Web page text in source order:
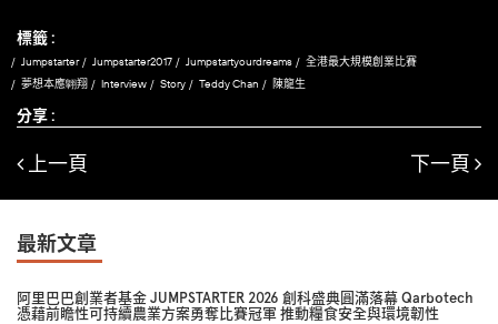
標籤 :
Jumpstarter Jumpstarter2017 Jumpstartyourdreams
全港最大規模創業比賽
夢想本應翺翔
Interview Story Teddy Chan 陳龍生
分享 :
上一頁 下一頁
最新文章
阿里巴巴創業者基金 JUMPSTARTER 2026 創科盛典圓滿落幕 Qarbotech
憑藉前瞻性可持續農業方案勇奪比賽冠軍 推動糧食安全與環境韌性